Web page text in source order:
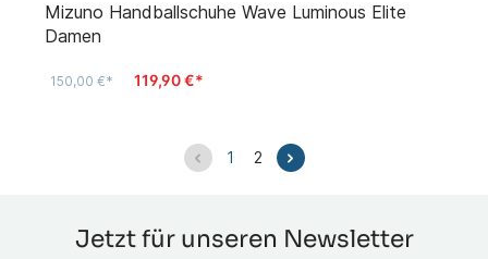
Mizuno Handballschuhe Wave Luminous Elite
Damen
150,00 €* 119,90 €*
1 2
Jetzt für unseren Newsletter